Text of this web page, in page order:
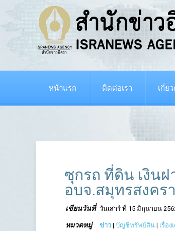
หน้าแรก ติดต่อเรา เกี่ย
ซุกรถ ที่ดิน เงิน
อบจ.สมุทรสงคร
เขียนวันที่ วันเสาร์ ที่ 15 มิถุนายน
หมวดหมู่ ข่าว | บัญชีทรัพย์สิน | เรื่อ